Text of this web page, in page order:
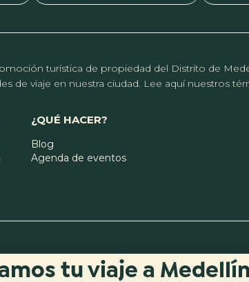
turística de propiedad del Distrito de
de viaje en nuestra ciudad. Lee aquí nuestros
¿QUÉ HACER?
Blog
Agenda de eventos
tu viaje a